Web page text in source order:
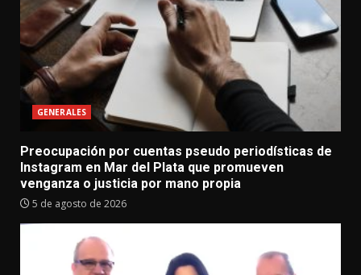
GENERALES
Preocupación por cuentas pseudo periodísticas de
Instagram en Mar del Plata que promueven
venganza o justicia por mano propia
5 de agosto de 2026